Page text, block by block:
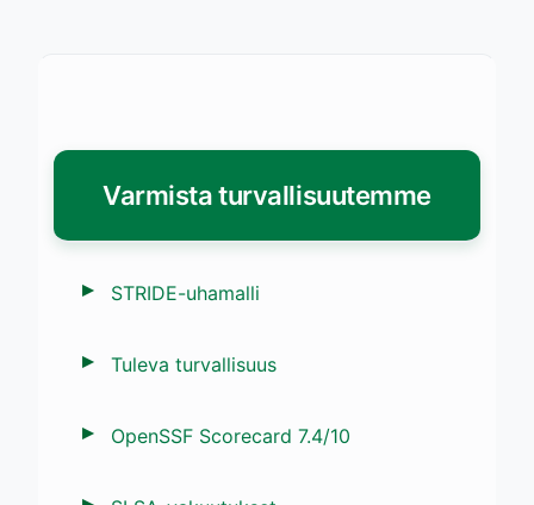
Varmista turvallisuutemme
STRIDE-uhamalli
Tuleva turvallisuus
OpenSSF Scorecard 7.4/10